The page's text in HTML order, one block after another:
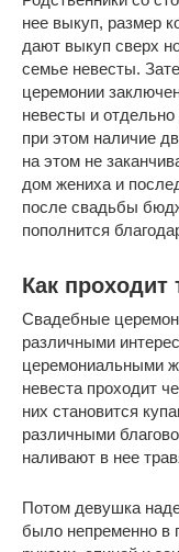
нее выкуп, размер
дают выкуп сверх
семье невесты.
церемонии
невесты и
при этом наличие
на этом не
дом жениха и
после свадьбы
пополнится
Как проходит
Свадебные
различными
церемониальными
невеста проходит
них становится
различными
наливают в нее
Потом девушка
было непременно в